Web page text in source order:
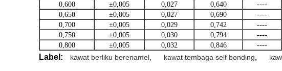
0,600
±0,005 0,027 0,640 ----
0,650
±0,005 0,027 0,690 ----
0,700
±0,005 0,029 0,742 ----
0,750
±0,005 0,030 0,794 ----
0,800
±0,005 0,032 0,846 ----
Label: kawat berliku berenamel kawat tembaga self bonding